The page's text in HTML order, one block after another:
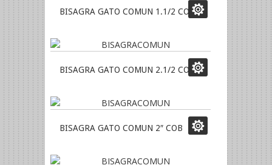
BISAGRA GATO COMUN 1.1/2 COB
BISAGRA GATO COMUN 2.1/2 COB
BISAGRA GATO COMUN 2″ COB